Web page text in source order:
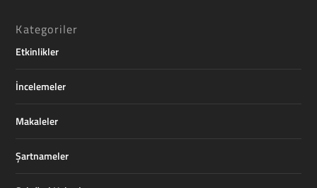
Kategoriler
Etkinlikler
İncelemeler
Makaleler
Şartnameler